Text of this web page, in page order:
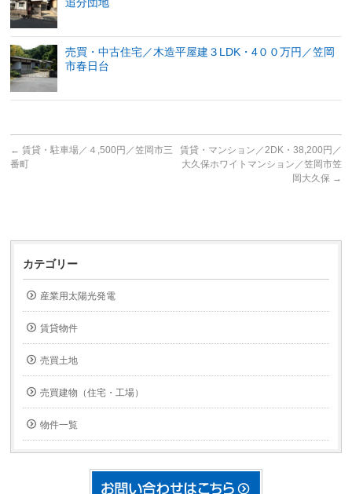
追分団地
売買・中古住宅／木造平屋建３LDK・4００万円／笠岡
市春日台
← 賃貸・駐車場／４,500円／笠岡市三
番町
賃貸・マンション／2DK・38,200円／
大久保ホワイトマンション／笠岡市笠
岡大久保 →
カテゴリー
産業用太陽光発電
賃貸物件
売買土地
売買建物（住宅・工場）
物件一覧